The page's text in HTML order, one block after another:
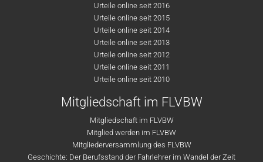
Urteile online seit 2016
Urteile online seit 2015
Urteile online seit 2014
Urteile online seit 2013
Urteile online seit 2012
Urteile online seit 2011
Urteile online seit 2010
Mitgliedschaft im FLVBW
Mitgliedschaft im FLVBW
Mitglied werden im FLVBW
Mitgliederversammlung des FLVBW
Geschichte: Der Berufsstand der Fahrlehrer im Wandel der Zeit